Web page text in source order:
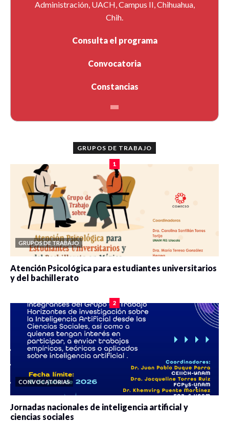
Administración, UACH, Campus II, Chihuahua,
Chih.
Consulta el programa
Convocatoria
Constancias
GRUPOS DE TRABAJO
1
GRUPOS DE TRABAJO
Atención Psicológica para estudiantes universitarios
y del bachillerato
2
CONVOCATORIAS
Jornadas nacionales de inteligencia artificial y
ciencias sociales